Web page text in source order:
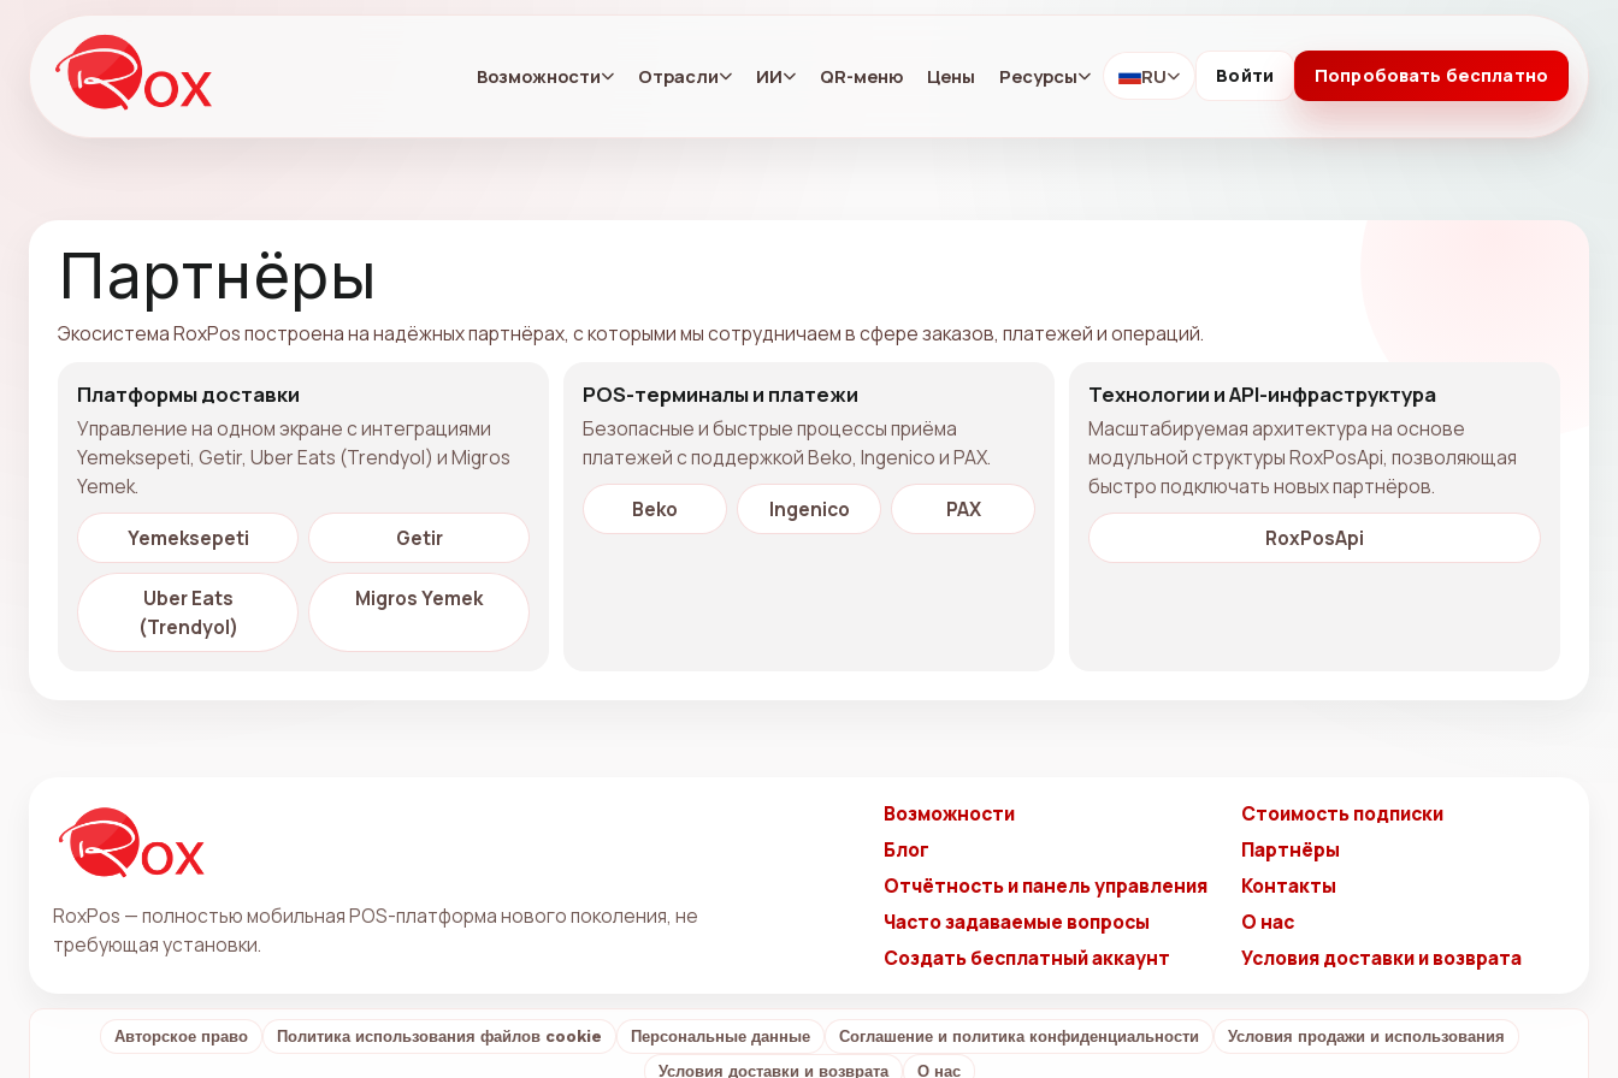
Возможности Отрасли ИИ QR-меню Цены Ресурсы RU Войти Попробовать бесплатно
Партнёры
Экосистема RoxPos построена на надёжных партнёрах, с которыми мы сотрудничаем в сфере заказов, платежей и операций.
Платформы доставки
Управление на одном экране с интеграциями
Yemeksepeti, Getir, Uber Eats (Trendyol) и Migros
Yemek.
Yemeksepeti
Getir
Uber Eats
(Trendyol)
Migros Yemek
POS-терминалы и платежи
Безопасные и быстрые процессы приёма
платежей с поддержкой Beko, Ingenico и PAX.
Beko
Ingenico PAX
Технологии и API-инфраструктура
Масштабируемая архитектура на основе
модульной структуры RoxPosApi, позволяющая
быстро подключать новых партнёров.
RoxPosApi
RoxPos — полностью мобильная POS-платформа нового поколения, не
требующая установки.
Возможности
Блог
Отчётность и панель управления
Часто задаваемые вопросы
Создать бесплатный аккаунт
Стоимость подписки
Партнёры
Контакты
О нас
Условия доставки и возврата
Авторское право Политика использования файлов cookie Персональные данные Соглашение и политика конфиденциальности
Условия продажи и использования
Условия доставки и возврата
О нас